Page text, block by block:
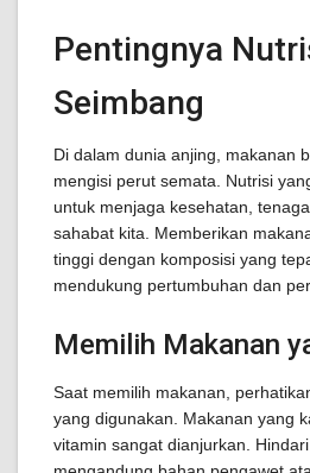
Pentingnya
Seimbang
Di dalam dunia anjing, makanan
mengisi perut semata. Nutrisi
untuk menjaga kesehatan,
sahabat kita. Memberikan
tinggi dengan komposisi yang
mendukung pertumbuhan dan
Memilih Makanan
Saat memilih makanan,
yang digunakan. Makanan yang
vitamin sangat dianjurkan.